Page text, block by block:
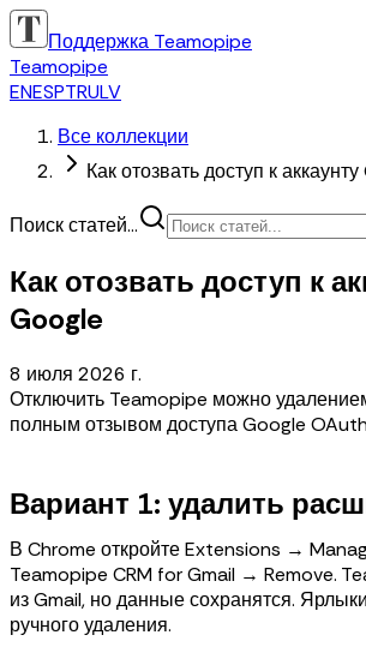
Поддержка Teamopipe
Teamopipe
ENESPTRULV
Все коллекции
Как отозвать доступ к
Поиск статей...
Как отозвать доступ к
Google
8 июля 2026 г.
Отключить Teamopipe можно
полным отзывом доступа Google
Вариант 1: удалить
В Chrome откройте Extensions →
Teamopipe CRM for Gmail → Remove.
из Gmail, но данные сохранятся.
ручного удаления.